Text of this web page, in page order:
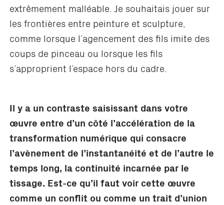
extrêmement malléable. Je souhaitais jouer sur
les frontières entre peinture et sculpture,
comme lorsque l’agencement des fils imite des
coups de pinceau ou lorsque les fils
s’approprient l’espace hors du cadre.
Il y a un contraste saisissant dans votre
œuvre entre d’un côté l’accélération de la
transformation numérique qui consacre
l’avènement de l’instantanéité et de l’autre le
temps long, la continuité incarnée par le
tissage. Est-ce qu’il faut voir cette œuvre
comme un conflit ou comme un trait d’union